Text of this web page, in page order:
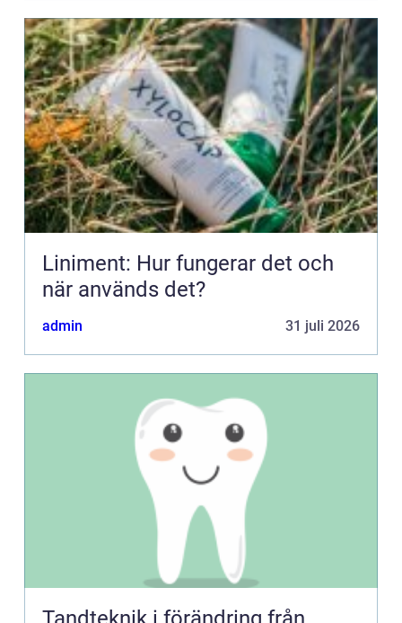
Liniment: Hur fungerar det och
när används det?
admin 31 juli 2026